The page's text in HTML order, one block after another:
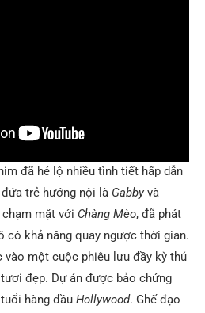
đã hé lộ nhiều tình tiết hấp dẫn
trẻ hướng nội là Gabbyvà
mặt với Chàng Mèo, đã phát
có khả năng quay ngược thời gian.
vào một cuộc phiêu lưu đầy kỳ thú
đẹp. Dự án được bảo chứng
hàng đầu Hollywood. Ghế đạo